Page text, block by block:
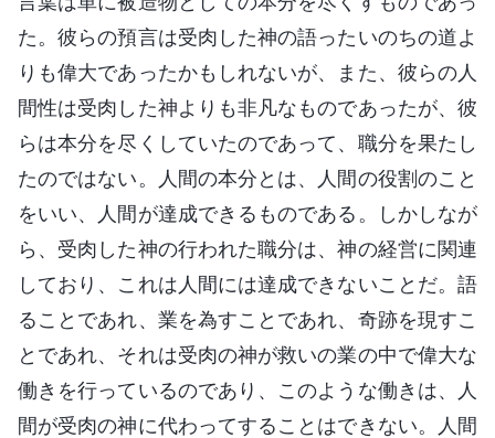
た。彼らの預言は受肉した神の語ったいのちの道よ
りも偉大であったかもしれないが、また、彼らの人
間性は受肉した神よりも非凡なものであったが、彼
らは本分を尽くしていたのであって、職分を果たし
たのではない。人間の本分とは、人間の役割のこと
をいい、人間が達成できるものである。しかしなが
ら、受肉した神の行われた職分は、神の経営に関連
しており、これは人間には達成できないことだ。語
ることであれ、業を為すことであれ、奇跡を現すこ
とであれ、それは受肉の神が救いの業の中で偉大な
働きを行っているのであり、このような働きは、人
間が受肉の神に代わってすることはできない。人間